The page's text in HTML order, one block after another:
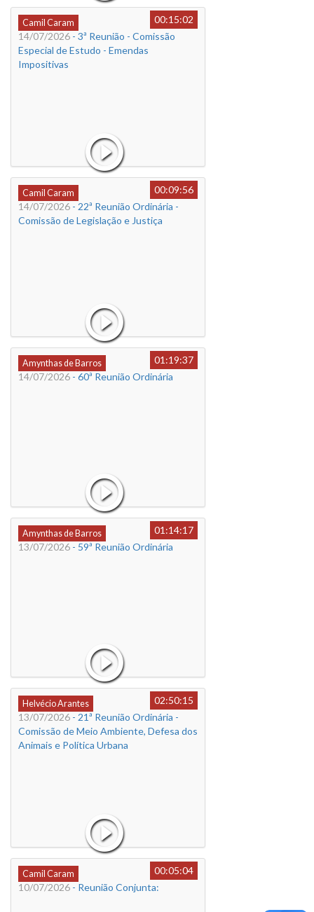
Camil Caram
00:15:02
14/07/2026 - 3ª Reunião - Comissão
Especial de Estudo - Emendas
Impositivas
Camil Caram
00:09:56
14/07/2026 - 22ª Reunião Ordinária -
Comissão de Legislação e Justiça
Amynthas de Barros
01:19:37
14/07/2026 - 60ª Reunião Ordinária
Amynthas de Barros
01:14:17
13/07/2026 - 59ª Reunião Ordinária
Helvécio Arantes
02:50:15
13/07/2026 - 21ª Reunião Ordinária -
Comissão de Meio Ambiente, Defesa dos
Animais e Política Urbana
Camil Caram
00:05:04
10/07/2026 - Reunião Conjunta: